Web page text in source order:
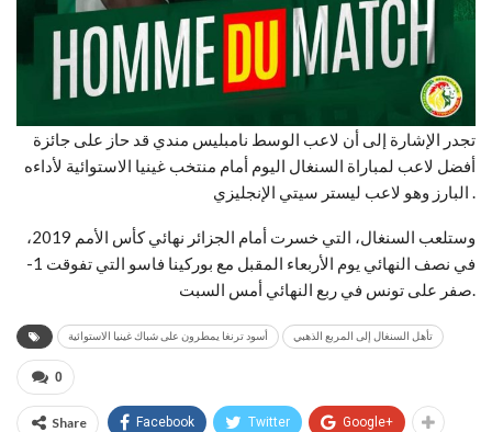
تجدر الإشارة إلى أن لاعب الوسط نامبليس مندي قد حاز على جائزة
أفضل لاعب لمباراة السنغال اليوم أمام منتخب غينيا الاستوائية لأداءه
وستلعب السنغال، التي خسرت أمام الجزائر نهائي كأس الأمم 2019،
في نصف النهائي يوم الأربعاء المقبل مع بوركينا فاسو التي تفوقت 1-
أسود ترنغا يمطرون على شباك غينيا الاستوائية تأهل السنغال إلى المربع الذهبي
0
Share Facebook Twitter Google+